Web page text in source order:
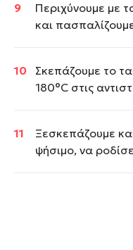
Περιχύνουμε με
και
Σκεπάζουμε το
180°C στις
Ξεσκεπάζουμε
ψήσιμο, να